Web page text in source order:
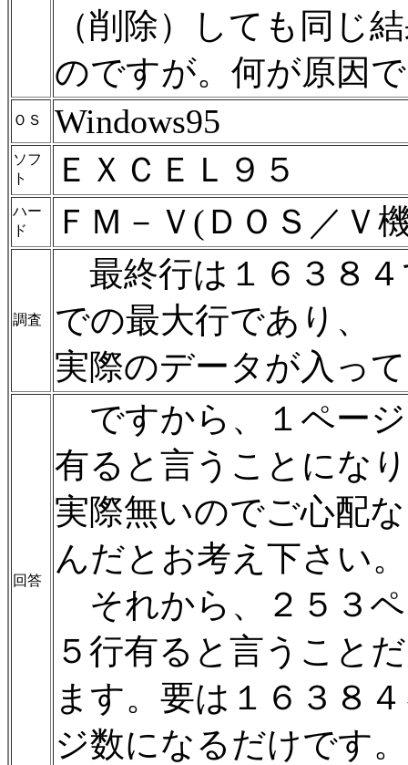
（削除）しても同じ
のですが。何が原因
ＯＳ Windows95
ソフ
ト
ＥＸＣＥＬ９５
ハー
ド
ＦＭ－Ｖ(ＤＯＳ／Ｖ
調査
最終行は１６３８
での最大行であり、
実際のデータが入っ
回答
ですから、１ペー
有ると言うことにな
実際無いのでご心配
んだとお考え下さい。
それから、２５３
５行有ると言うこと
ます。要は１６３８
ジ数になるだけです。